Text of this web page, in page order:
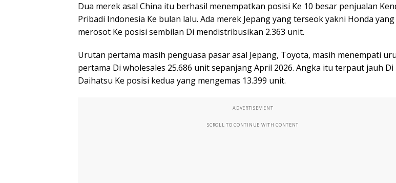
Dua merek asal China itu berhasil menempatkan posisi Ke 10 besar penjualan
Pribadi Indonesia Ke bulan lalu. Ada merek Jepang yang terseok yakni Honda yang
merosot Ke posisi sembilan Di mendistribusikan 2.363 unit.
Urutan pertama masih penguasa pasar asal Jepang, Toyota, masih menempati
pertama Di wholesales 25.686 unit sepanjang April 2026. Angka itu terpaut jauh Di
Daihatsu Ke posisi kedua yang mengemas 13.399 unit.
ADVERTISEMENT
SCROLL TO CONTINUE WITH CONTENT